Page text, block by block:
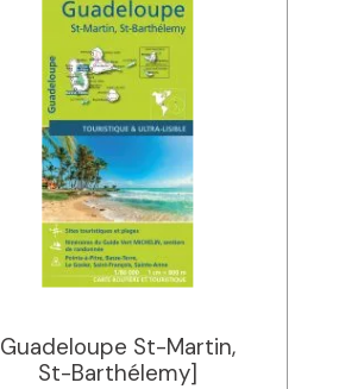
Guadeloupe St-Martin,
St-Barthélemy]